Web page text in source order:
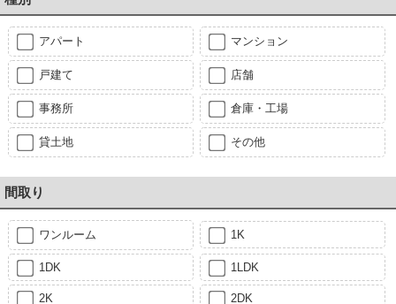
アパート マンション
戸建て 店舗
事務所 倉庫・工場
貸土地 その他
間取り
ワンルーム 1K
1DK 1LDK
2K 2DK